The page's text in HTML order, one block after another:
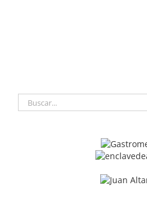
Buscar: